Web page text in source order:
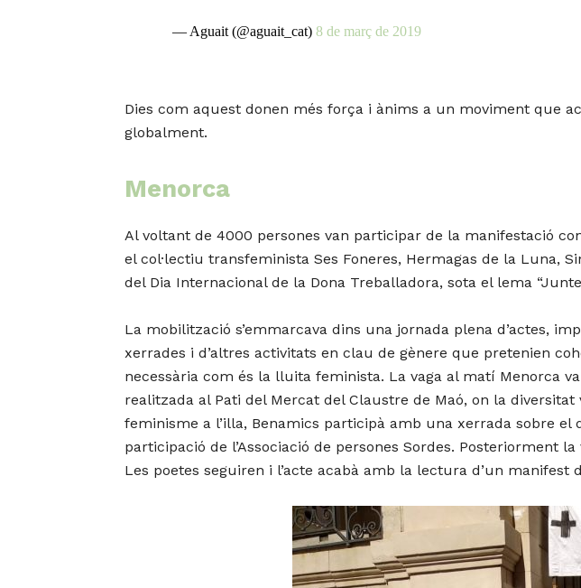
— Aguait (@aguait_cat)8 de març de 2019
Dies com aquest donen més força i ànims a un moviment que
globalment.
Menorca
Al voltant de 4000 persones van participar de la manifestació
el col·lectiu transfeminista Ses Foneres, Hermagas de la Luna,
del Dia Internacional de la Dona Treballadora, sota el lema
La mobilització s’emmarcava dins una jornada plena d’actes,
xerrades i d’altres activitats en clau de gènere que pretenien
necessària com és la lluita feminista. La vaga al matí Menorca
realitzada al Pati del Mercat del Claustre de Maó, on la
feminisme a l’illa, Benamics participà amb una xerrada sobre
participació de l’Associació de persones Sordes. Posteriorment
Les poetes seguiren i l’acte acabà amb la lectura d’un